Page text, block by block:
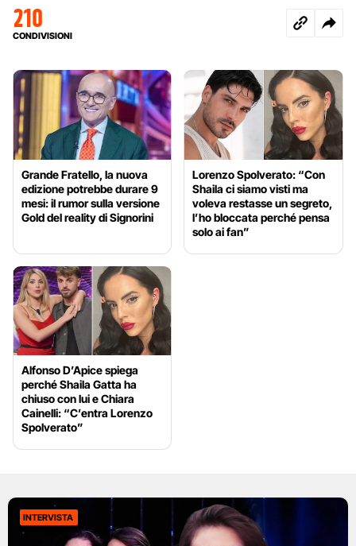
210
CONDIVISIONI
Grande Fratello, la nuova
edizione potrebbe durare 9
mesi: il rumor sulla versione
Gold del reality di Signorini
Lorenzo Spolverato: “Con
Shaila ci siamo visti ma
voleva restasse un segreto,
l’ho bloccata perché pensa
solo ai fan”
Alfonso D’Apice spiega
perché Shaila Gatta ha
chiuso con lui e Chiara
Cainelli: “C’entra Lorenzo
Spolverato”
INTERVISTA